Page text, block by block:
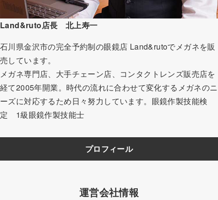
Land&ruto店長 北上寿一
石川県金沢市の完全予約制の眼鏡店 Land&rutoでメガネを販
売しています。
メガネ専門店、大手チェーン店、コンタクトレンズ販売店を
経て2005年開業。時代の流れに合わせて変化するメガネのニ
ーズに対応するため日々努力しています。眼鏡作製技能検
定 1級眼鏡作製技能士
プロフィール
運営会社情報